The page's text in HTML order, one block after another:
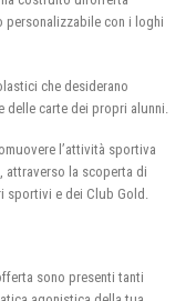
personalizzabile con i loghi
che desiderano
carte dei propri alunni.
l’attività sportiva
attraverso la scoperta di
sportivi e dei Club Gold.
sono presenti tanti